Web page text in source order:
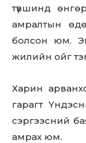
түвшинд
амралтын
болсон юм.
жилийн ойг
Харин
гарагт
сэргээсний
амрах юм.